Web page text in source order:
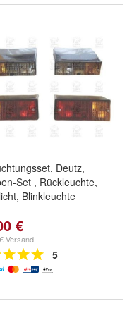
Deutz,
Set , Rückleuchte,
Blinkleuchte
€
Versand
5